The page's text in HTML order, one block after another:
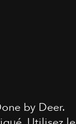
by Deer.